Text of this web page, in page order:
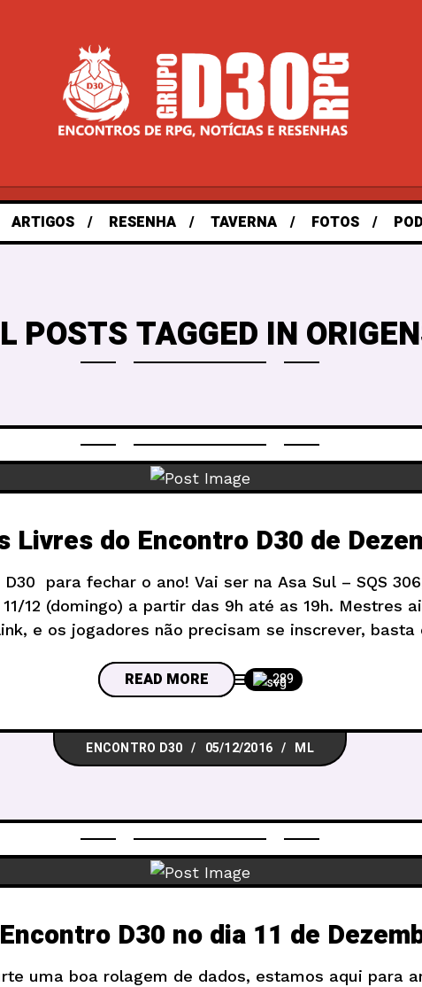
ARTIGOS RESENHA TAVERNA FOTOS
POSTS TAGGED IN
Livres do Encontro D30 de
para fechar o ano! Vai ser na Asa Sul – SQS
12 (domingo) a partir das 9h até as 19h. Mestres
e os jogadores não precisam se inscrever, basta
READ MORE 289
ENCONTRO D30 05/12/2016 ML
D30 no dia 11 de
uma boa rolagem de dados, estamos aqui para